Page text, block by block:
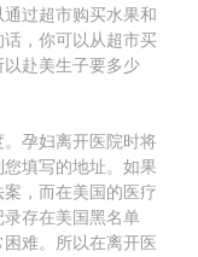
过超市购买水果和
，你可以从超市买
赴美生子要多少
孕妇离开医院时将
填写的地址。如果
，而在美国的医疗
存在美国黑名单
困难。所以在离开医